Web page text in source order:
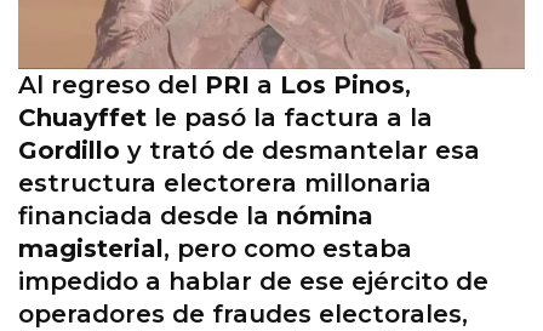
Al regreso del PRI a Los Pinos,
Chuayffet le pasó la factura a la
Gordillo y trató de desmantelar esa
estructura electorera millonaria
financiada desde la nómina
magisterial, pero como estaba
impedido a hablar de ese ejército de
operadores de fraudes electorales,